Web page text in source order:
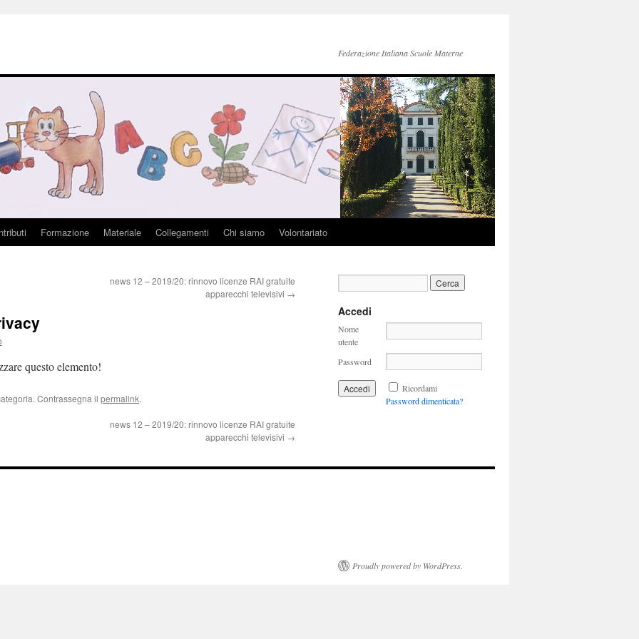
Federazione Italiana Scuole Materne
Formazione Materiale Collegamenti Chi siamo Volontariato
news 12 – 2019/20: rinnovo licenze RAI gratuite
apparecchi televisivi →
questo elemento!
Contrassegna il permalink.
news 12 – 2019/20: rinnovo licenze RAI gratuite
apparecchi televisivi →
Accedi
Nome
utente
Password
Ricordami
Password dimenticata?
Proudly powered by WordPress.